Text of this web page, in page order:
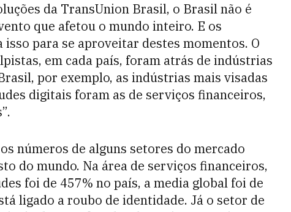
da TransUnion Brasil, o Brasil não é
que afetou o mundo inteiro. E os
para se aproveitar destes momentos. O
em cada país, foram atrás de indústrias
por exemplo, as indústrias mais visadas
digitais foram as de serviços financeiros,
números de alguns setores do mercado
do mundo. Na área de serviços financeiros,
foi de 457% no país, a media global foi de
ligado a roubo de identidade. Já o setor de